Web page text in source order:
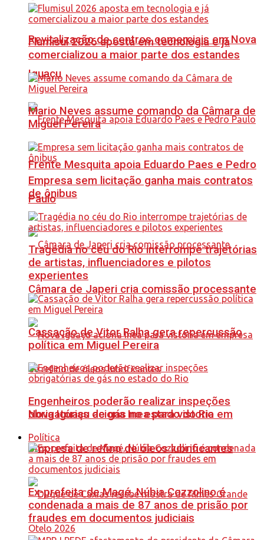
Revitalização de centros comerciais em Nova
Iguaçu
Frente Mesquita apoia Eduardo Paes e Pedro
Paulo
Câmara de Japeri cria comissão processante
Nova Iguaçu aciona Inea para vistoria em
empresa de refino de óleos lubrificantes
Flumisul 2026 aposta em tecnologia e já
comercializou a maior parte dos estandes
Mario Neves assume comando da Câmara de
Miguel Pereira
Empresa sem licitação ganha mais contratos
de ônibus
Tragédia no céu do Rio interrompe trajetórias
de artistas, influenciadores e pilotos
experientes
Cassação de Vitor Ralha gera repercussão
política em Miguel Pereira
Engenheiros poderão realizar inspeções
obrigatórias de gás no estado do Rio
Política
Ex-prefeita de Magé, Núbia Cozzolino é
condenada a mais de 87 anos de prisão por
fraudes em documentos judiciais